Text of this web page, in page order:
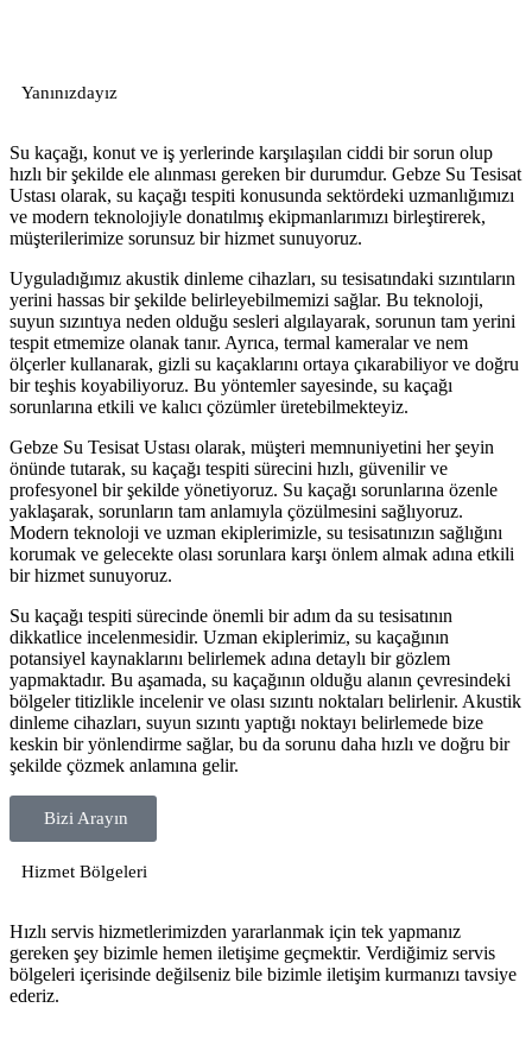
Yanınızdayız
Su kaçağı, konut ve iş yerlerinde karşılaşılan ciddi bir sorun olup
hızlı bir şekilde ele alınması gereken bir durumdur. Gebze Su Tesisat
Ustası olarak, su kaçağı tespiti konusunda sektördeki uzmanlığımızı
ve modern teknolojiyle donatılmış ekipmanlarımızı birleştirerek,
müşterilerimize sorunsuz bir hizmet sunuyoruz.
Uyguladığımız akustik dinleme cihazları, su tesisatındaki sızıntıların
yerini hassas bir şekilde belirleyebilmemizi sağlar. Bu teknoloji,
suyun sızıntıya neden olduğu sesleri algılayarak, sorunun tam yerini
tespit etmemize olanak tanır. Ayrıca, termal kameralar ve nem
ölçerler kullanarak, gizli su kaçaklarını ortaya çıkarabiliyor ve doğru
bir teşhis koyabiliyoruz. Bu yöntemler sayesinde, su kaçağı
sorunlarına etkili ve kalıcı çözümler üretebilmekteyiz.
Gebze Su Tesisat Ustası olarak, müşteri memnuniyetini her şeyin
önünde tutarak, su kaçağı tespiti sürecini hızlı, güvenilir ve
profesyonel bir şekilde yönetiyoruz. Su kaçağı sorunlarına özenle
yaklaşarak, sorunların tam anlamıyla çözülmesini sağlıyoruz.
Modern teknoloji ve uzman ekiplerimizle, su tesisatınızın sağlığını
korumak ve gelecekte olası sorunlara karşı önlem almak adına etkili
bir hizmet sunuyoruz.
Su kaçağı tespiti sürecinde önemli bir adım da su tesisatının
dikkatlice incelenmesidir. Uzman ekiplerimiz, su kaçağının
potansiyel kaynaklarını belirlemek adına detaylı bir gözlem
yapmaktadır. Bu aşamada, su kaçağının olduğu alanın çevresindeki
bölgeler titizlikle incelenir ve olası sızıntı noktaları belirlenir. Akustik
dinleme cihazları, suyun sızıntı yaptığı noktayı belirlemede bize
keskin bir yönlendirme sağlar, bu da sorunu daha hızlı ve doğru bir
şekilde çözmek anlamına gelir.
Bizi Arayın
Hizmet Bölgeleri
Hızlı servis hizmetlerimizden yararlanmak için tek yapmanız
gereken şey bizimle hemen iletişime geçmektir. Verdiğimiz servis
bölgeleri içerisinde değilseniz bile bizimle iletişim kurmanızı tavsiye
ederiz.